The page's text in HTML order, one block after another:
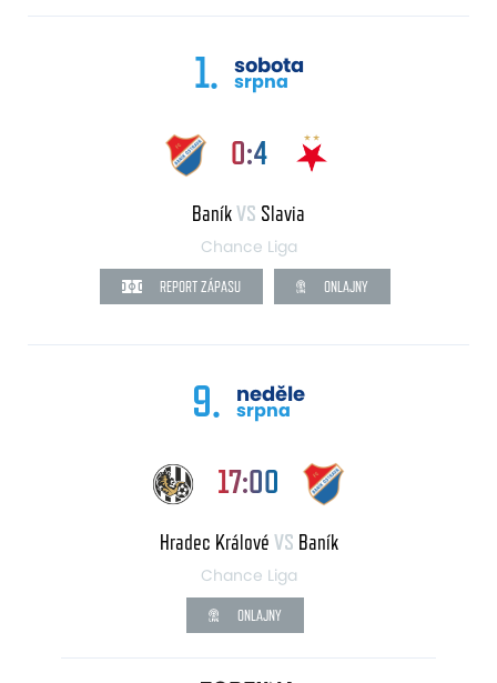
1. sobota
srpna
0:4
BaníkVS Slavia
Chance Liga
REPORT ZÁPASU ONLAJNY
9. neděle
srpna
17:00
Hradec Králové VS Baník
Chance Liga
ONLAJNY